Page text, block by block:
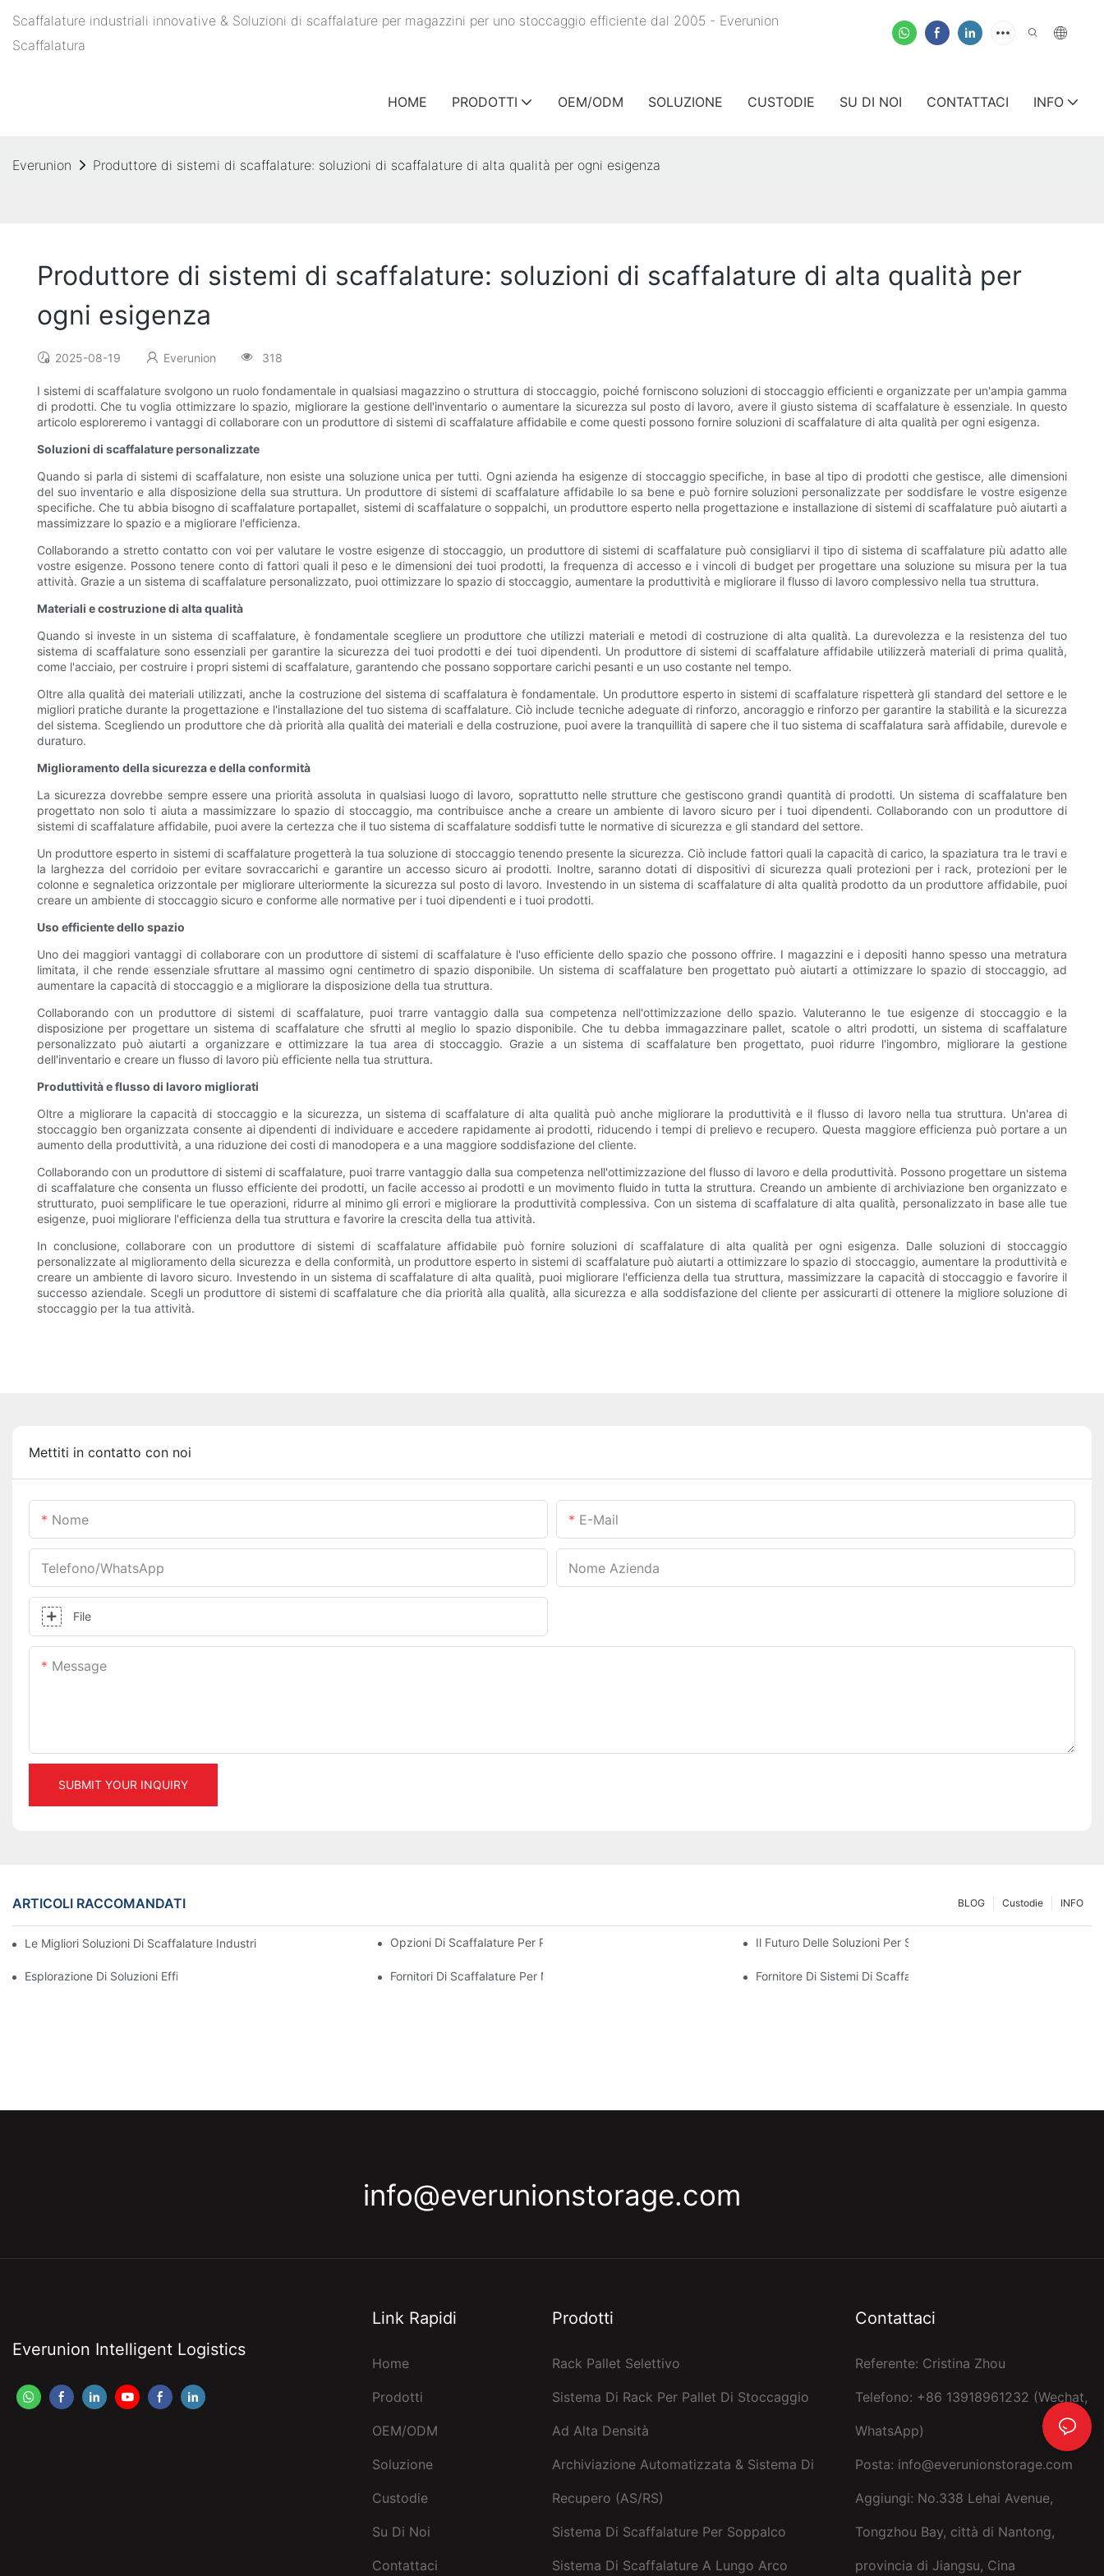
Scaffalature industriali innovative & Soluzioni di scaffalature per magazzini per uno stoccaggio efficiente dal 2005 - Everunion
Scaffalatura
HOME PRODOTTI OEM/ODM SOLUZIONE CUSTODIE SU DI NOI CONTATTACI INFO
Everunion Produttore di sistemi di scaffalature: soluzioni di scaffalature di alta qualità per ogni esigenza
Produttore di sistemi di scaffalature: soluzioni di scaffalature di alta qualità per
ogni esigenza
2025-08-19 Everunion 318
I sistemi di scaffalature svolgono un ruolo fondamentale in qualsiasi magazzino o struttura di stoccaggio, poiché forniscono soluzioni di stoccaggio efficienti e organizzate per un'ampia gamma
di prodotti. Che tu voglia ottimizzare lo spazio, migliorare la gestione dell'inventario o aumentare la sicurezza sul posto di lavoro, avere il giusto sistema di scaffalature è essenziale. In questo
articolo esploreremo i vantaggi di collaborare con un produttore di sistemi di scaffalature affidabile e come questi possono fornire soluzioni di scaffalature di alta qualità per ogni esigenza.
Soluzioni di scaffalature personalizzate
Quando si parla di sistemi di scaffalature, non esiste una soluzione unica per tutti. Ogni azienda ha esigenze di stoccaggio specifiche, in base al tipo di prodotti che gestisce, alle dimensioni
del suo inventario e alla disposizione della sua struttura. Un produttore di sistemi di scaffalature affidabile lo sa bene e può fornire soluzioni personalizzate per soddisfare le vostre esigenze
specifiche. Che tu abbia bisogno di scaffalature portapallet, sistemi di scaffalature o soppalchi, un produttore esperto nella progettazione e installazione di sistemi di scaffalature può aiutarti a
massimizzare lo spazio e a migliorare l'efficienza.
Collaborando a stretto contatto con voi per valutare le vostre esigenze di stoccaggio, un produttore di sistemi di scaffalature può consigliarvi il tipo di sistema di scaffalature più adatto alle
vostre esigenze. Possono tenere conto di fattori quali il peso e le dimensioni dei tuoi prodotti, la frequenza di accesso e i vincoli di budget per progettare una soluzione su misura per la tua
attività. Grazie a un sistema di scaffalature personalizzato, puoi ottimizzare lo spazio di stoccaggio, aumentare la produttività e migliorare il flusso di lavoro complessivo nella tua struttura.
Materiali e costruzione di alta qualità
Quando si investe in un sistema di scaffalature, è fondamentale scegliere un produttore che utilizzi materiali e metodi di costruzione di alta qualità. La durevolezza e la resistenza del tuo
sistema di scaffalature sono essenziali per garantire la sicurezza dei tuoi prodotti e dei tuoi dipendenti. Un produttore di sistemi di scaffalature affidabile utilizzerà materiali di prima qualità,
come l'acciaio, per costruire i propri sistemi di scaffalature, garantendo che possano sopportare carichi pesanti e un uso costante nel tempo.
Oltre alla qualità dei materiali utilizzati, anche la costruzione del sistema di scaffalatura è fondamentale. Un produttore esperto in sistemi di scaffalature rispetterà gli standard del settore e le
migliori pratiche durante la progettazione e l'installazione del tuo sistema di scaffalature. Ciò include tecniche adeguate di rinforzo, ancoraggio e rinforzo per garantire la stabilità e la sicurezza
del sistema. Scegliendo un produttore che dà priorità alla qualità dei materiali e della costruzione, puoi avere la tranquillità di sapere che il tuo sistema di scaffalatura sarà affidabile, durevole e
duraturo.
Miglioramento della sicurezza e della conformità
La sicurezza dovrebbe sempre essere una priorità assoluta in qualsiasi luogo di lavoro, soprattutto nelle strutture che gestiscono grandi quantità di prodotti. Un sistema di scaffalature ben
progettato non solo ti aiuta a massimizzare lo spazio di stoccaggio, ma contribuisce anche a creare un ambiente di lavoro sicuro per i tuoi dipendenti. Collaborando con un produttore di
sistemi di scaffalature affidabile, puoi avere la certezza che il tuo sistema di scaffalature soddisfi tutte le normative di sicurezza e gli standard del settore.
Un produttore esperto in sistemi di scaffalature progetterà la tua soluzione di stoccaggio tenendo presente la sicurezza. Ciò include fattori quali la capacità di carico, la spaziatura tra le travi e
la larghezza del corridoio per evitare sovraccarichi e garantire un accesso sicuro ai prodotti. Inoltre, saranno dotati di dispositivi di sicurezza quali protezioni per i rack, protezioni per le
colonne e segnaletica orizzontale per migliorare ulteriormente la sicurezza sul posto di lavoro. Investendo in un sistema di scaffalature di alta qualità prodotto da un produttore affidabile, puoi
creare un ambiente di stoccaggio sicuro e conforme alle normative per i tuoi dipendenti e i tuoi prodotti.
Uso efficiente dello spazio
Uno dei maggiori vantaggi di collaborare con un produttore di sistemi di scaffalature è l'uso efficiente dello spazio che possono offrire. I magazzini e i depositi hanno spesso una metratura
limitata, il che rende essenziale sfruttare al massimo ogni centimetro di spazio disponibile. Un sistema di scaffalature ben progettato può aiutarti a ottimizzare lo spazio di stoccaggio, ad
aumentare la capacità di stoccaggio e a migliorare la disposizione della tua struttura.
Collaborando con un produttore di sistemi di scaffalature, puoi trarre vantaggio dalla sua competenza nell'ottimizzazione dello spazio. Valuteranno le tue esigenze di stoccaggio e la
disposizione per progettare un sistema di scaffalature che sfrutti al meglio lo spazio disponibile. Che tu debba immagazzinare pallet, scatole o altri prodotti, un sistema di scaffalature
personalizzato può aiutarti a organizzare e ottimizzare la tua area di stoccaggio. Grazie a un sistema di scaffalature ben progettato, puoi ridurre l'ingombro, migliorare la gestione
dell'inventario e creare un flusso di lavoro più efficiente nella tua struttura.
Produttività e flusso di lavoro migliorati
Oltre a migliorare la capacità di stoccaggio e la sicurezza, un sistema di scaffalature di alta qualità può anche migliorare la produttività e il flusso di lavoro nella tua struttura. Un'area di
stoccaggio ben organizzata consente ai dipendenti di individuare e accedere rapidamente ai prodotti, riducendo i tempi di prelievo e recupero. Questa maggiore efficienza può portare a un
aumento della produttività, a una riduzione dei costi di manodopera e a una maggiore soddisfazione del cliente.
Collaborando con un produttore di sistemi di scaffalature, puoi trarre vantaggio dalla sua competenza nell'ottimizzazione del flusso di lavoro e della produttività. Possono progettare un sistema
di scaffalature che consenta un flusso efficiente dei prodotti, un facile accesso ai prodotti e un movimento fluido in tutta la struttura. Creando un ambiente di archiviazione ben organizzato e
strutturato, puoi semplificare le tue operazioni, ridurre al minimo gli errori e migliorare la produttività complessiva. Con un sistema di scaffalature di alta qualità, personalizzato in base alle tue
esigenze, puoi migliorare l'efficienza della tua struttura e favorire la crescita della tua attività.
In conclusione, collaborare con un produttore di sistemi di scaffalature affidabile può fornire soluzioni di scaffalature di alta qualità per ogni esigenza. Dalle soluzioni di stoccaggio
personalizzate al miglioramento della sicurezza e della conformità, un produttore esperto in sistemi di scaffalature può aiutarti a ottimizzare lo spazio di stoccaggio, aumentare la produttività e
creare un ambiente di lavoro sicuro. Investendo in un sistema di scaffalature di alta qualità, puoi migliorare l'efficienza della tua struttura, massimizzare la capacità di stoccaggio e favorire il
successo aziendale. Scegli un produttore di sistemi di scaffalature che dia priorità alla qualità, alla sicurezza e alla soddisfazione del cliente per assicurarti di ottenere la migliore soluzione di
stoccaggio per la tua attività.
Mettiti in contatto con noi
Nome E-Mail
Telefono/WhatsApp Nome Azienda
File
Message
SUBMIT YOUR INQUIRY
ARTICOLI RACCOMANDATI INFO
Custodie
BLOG
Le Migliori Soluzioni Di Scaffalature Industriali Per Una Gestione Efficiente Del MagazzinoOpzioni Di Scaffalature Per Pallet Personalizzate: Personalizzazione Delle Esigenze Di StoccaggioIl Futuro Delle Soluzioni Per Scaffalature Portapallet: Tendenze
Esplorazione Di Soluzioni Efficaci Per Scaffalature Di Stoccaggio Per Ogni SettoreFornitori Di Scaffalature Per Magazzini: Cosa Cercare Fornitore Di Sistemi Di Scaffalature: Fattori Chiave Per Scegliere
info@everunionstorage.com
Everunion Intelligent Logistics
Link Rapidi
Home
Prodotti
OEM/ODM
Soluzione
Custodie
Su Di Noi
Contattaci
Prodotti
Rack Pallet Selettivo
Sistema Di Rack Per Pallet Di Stoccaggio
Ad Alta Densità
Archiviazione Automatizzata & Sistema Di
Recupero (AS/RS)
Sistema Di Scaffalature Per Soppalco
Sistema Di Scaffalature A Lungo Arco
Contattaci
Referente: Cristina Zhou
Telefono: +86 13918961232 (Wechat,
WhatsApp)
Posta: info@everunionstorage.com
Aggiungi: No.338 Lehai Avenue,
Tongzhou Bay, città di Nantong,
provincia di Jiangsu, Cina